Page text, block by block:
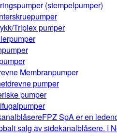
(stempelpumper)
Triplex pumper
Membranpumper
pumper
pumper
FPZ SpA er en
salg av sidekanalblåsere. I